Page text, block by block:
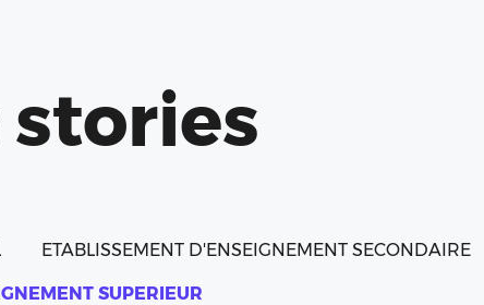
stories
ETABLISSEMENT D'ENSEIGNEMENT SECONDAIRE
SUPERIEUR